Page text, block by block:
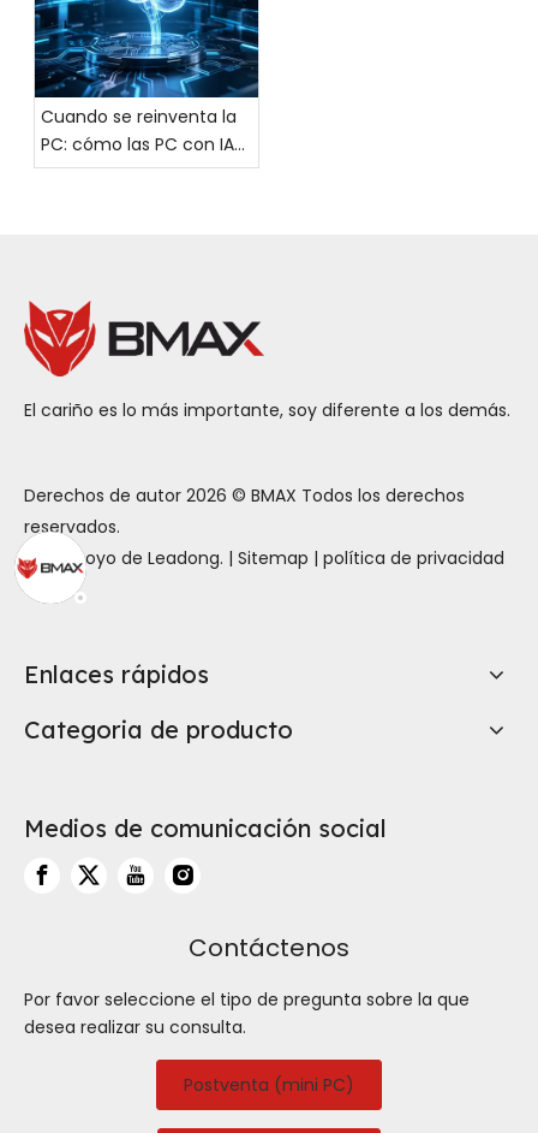
Cuando se reinventa la
PC: cómo las PC con IA
están reescribiendo la
El cariño es lo más importante, soy diferente a los demás.
Derechos de autor 2026 © BMAX Todos los derechos
reservados.
Con apoyo de Leadong. | Sitemap | política de privacidad
Enlaces rápidos
Categoria de producto
Medios de comunicación social
Contáctenos
Por favor seleccione el tipo de pregunta sobre la que
desea realizar su consulta.
Postventa (mini PC)